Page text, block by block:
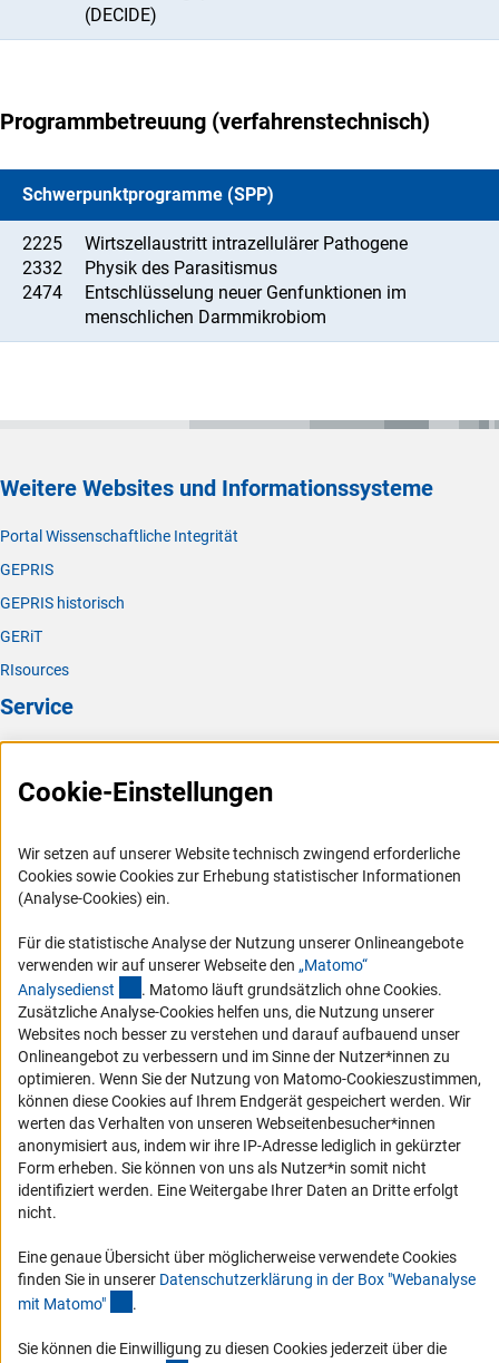
(DECIDE)
Programmbetreuung (verfahrenstechnisch)
Schwerpunktprogramme (SPP)
2225
Wirtszellaustritt intrazellulärer Pathogene
2332
Physik des Parasitismus
2474
Entschlüsselung neuer Genfunktionen im
menschlichen Darmmikrobiom
Weitere Websites und Informationssysteme
Portal Wissenschaftliche Integrität
GEPRIS
GEPRIS historisch
GERiT
RIsources
Service
FAQ
Logo und Corporate Design
RSS-Feeds
Vergabeverfahren
Barrierefreiheit
Service und Informationen für Menschen mit Behinderungen
Erklärung zur Barrierefreiheit
Barriere melden
DFG-aktuell
Erhalten Sie Neuigkeiten aus der DFG direkt in Ihr Mailpostfach oder
schauen Sie sich die Ausgaben online an.
Zum Newsletter
Cookie-Einstellungen
Wir setzen auf unserer Website technisch zwingend erforderliche
Cookies sowie Cookies zur Erhebung statistischer Informationen
(Analyse-Cookies) ein.
Für die statistische Analyse der Nutzung unserer Onlineangebote
verwenden wir auf unserer Webseite den „Matomo“
Analysedienst (externer Link)
. Matomo läuft grundsätzlich ohne Cookies.
Zusätzliche Analyse-Cookies helfen uns, die Nutzung unserer
Websites noch besser zu verstehen und darauf aufbauend unser
Onlineangebot zu verbessern und im Sinne der Nutzer*innen zu
optimieren. Wenn Sie der Nutzung von Matomo-Cookieszustimmen,
können diese Cookies auf Ihrem Endgerät gespeichert werden. Wir
werten das Verhalten von unseren Webseitenbesucher*innen
anonymisiert aus, indem wir ihre IP-Adresse lediglich in gekürzter
Form erheben. Sie können von uns als Nutzer*in somit nicht
identifiziert werden. Eine Weitergabe Ihrer Daten an Dritte erfolgt
nicht.
Eine genaue Übersicht über möglicherweise verwendete Cookies
finden Sie in unserer Datenschutzerklärung in der Box "Webanalyse
mit Matomo" .
Sie können die Einwilligung zu diesen Cookies jederzeit über die